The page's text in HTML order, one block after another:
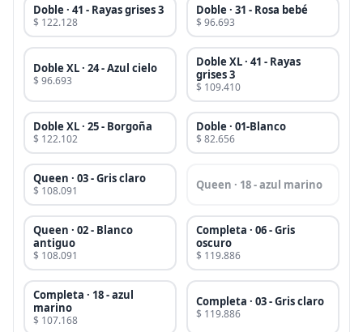
Doble · 41 - Rayas grises 3
$ 122.128
Doble · 31 - Rosa bebé
$ 96.693
Doble XL · 24 - Azul cielo
$ 96.693
Doble XL · 41 - Rayas
grises 3
$ 109.410
Doble XL · 25 - Borgoña
$ 122.102
Doble · 01-Blanco
$ 82.656
Queen · 03 - Gris claro
$ 108.091 Queen · 18 - azul marino
Queen · 02 - Blanco
antiguo
$ 108.091
Completa · 06 - Gris
oscuro
$ 119.886
Completa · 18 - azul
marino
$ 107.168
Completa · 03 - Gris claro
$ 119.886